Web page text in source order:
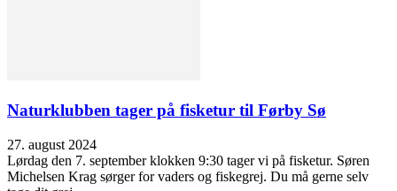
Naturklubben tager på fisketur til Førby Sø
27. august 2024
Lørdag den 7. september klokken 9:30 tager vi på fisketur. Søren
Michelsen Krag sørger for vaders og fiskegrej. Du må gerne selv